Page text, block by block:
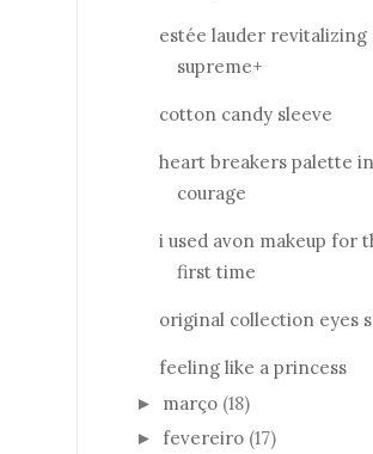
estée lauder revitalizing
supreme+
cotton candy sleeve
heart breakers palette in
courage
i used avon makeup for
first time
original collection eyes
feeling like a princess
► março (18)
► fevereiro (17)